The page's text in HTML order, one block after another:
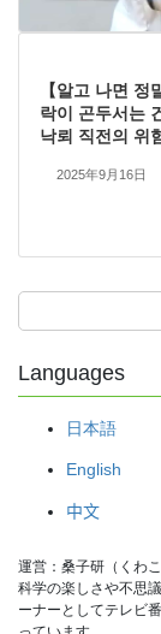
【알고 나면 정
락이 곤두서는
낙뢰 직전의 위
2025年9月16日
Languages
日本語
English
中文
運営：桑子研（くわこ
科学の楽しさや不思
ーナーとしてテレビ